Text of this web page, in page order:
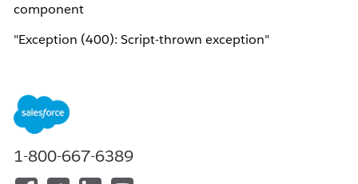
component
"Exception (400): Script-thrown exception"
Adding "vlocity ins.Card Framework Configuration"
1-800-667-6389